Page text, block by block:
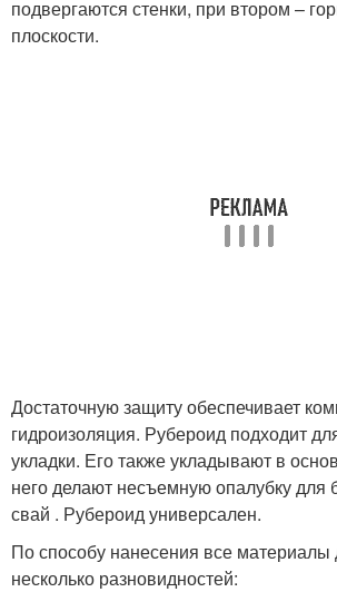
подвергаются стенки, при втором –
плоскости.
Достаточную защиту обеспечивает
гидроизоляция. Рубероид подходит
укладки. Его также укладывают в
него делают несъемную опалубку для
свай . Рубероид универсален.
По способу нанесения все материалы
несколько разновидностей: